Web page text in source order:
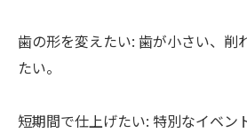
歯の形を変えたい: 歯が小さい、削
たい。
短期間で仕上げたい: 特別なイベン